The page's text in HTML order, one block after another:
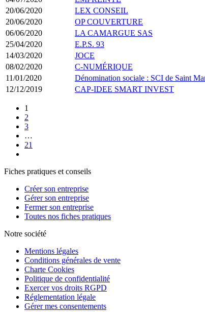
20/06/2020
LEX CONSEIL
20/06/2020
OP COUVERTURE
06/06/2020
LA CAMARGUE SAS
25/04/2020
E.P.S. 93
14/03/2020
JOCE
08/02/2020
C-NUMÉRIQUE
11/01/2020
Dénomination sociale : SCI de Saint
12/12/2019
CAP-IDEE SMART INVEST
1
2
3
…
21
Fiches pratiques et conseils
Créer son entreprise
Gérer son entreprise
Fermer son entreprise
Toutes nos fiches pratiques
Notre société
Mentions légales
Conditions générales de vente
Charte Cookies
Politique de confidentialité
Exercer vos droits RGPD
Réglementation légale
Gérer mes consentements